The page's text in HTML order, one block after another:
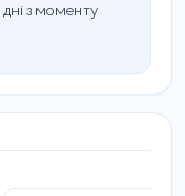
з моменту